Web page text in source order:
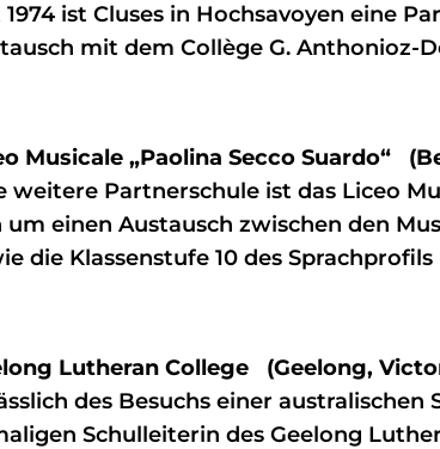
1974 ist Cluses in Hochsavoyen eine
mit dem Collège G. Anthonioz-
Musicale „Paolina Secco Suardo“
weitere Partnerschule ist das Liceo
um einen Austausch zwischen den
die Klassenstufe 10 des
Lutheran College (Geelong,
des Besuchs einer
Schulleiterin des Geelong